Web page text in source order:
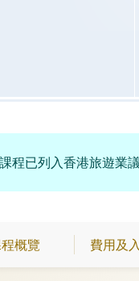
程已列入香港旅遊業
概覽 費用及